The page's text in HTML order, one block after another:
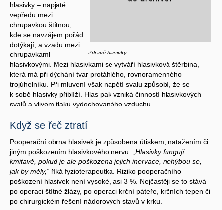
Zdravé hlasivky
hlasivky – napjaté
vepředu mezi
chrupavkou štítnou,
kde se navzájem pořád
dotýkají, a vzadu mezi
chrupavkami
hlasivkovými. Mezi hlasivkami se vytváří hlasivková štěrbina,
která má při dýchání tvar protáhlého, rovnoramenného
trojúhelníku. Při mluvení však napětí svalu způsobí, že se
k sobě hlasivky přiblíží. Hlas pak vzniká činností hlasivkových
svalů a vlivem tlaku vydechovaného vzduchu.
Když se řeč ztratí
Pooperační obrna hlasivek je způsobena útiskem, natažením či
jiným poškozením hlasivkového nervu.
„Hlasivky fungují
kmitavě, pokud je ale poškozena jejich inervace, nehýbou se,
jak by měly,“ říká fyzioterapeutka. Riziko pooperačního
poškození hlasivek není vysoké, asi 3 %. Nejčastěji se to stává
po operaci štítné žlázy, po operaci krční páteře, krčních tepen či
po chirurgickém řešení nádorových stavů v krku.